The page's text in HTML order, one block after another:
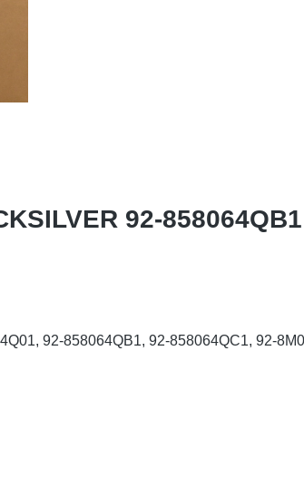
92-
92-858064QB1, 92-858064QC1, 92-